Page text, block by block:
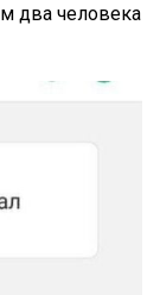
два человека